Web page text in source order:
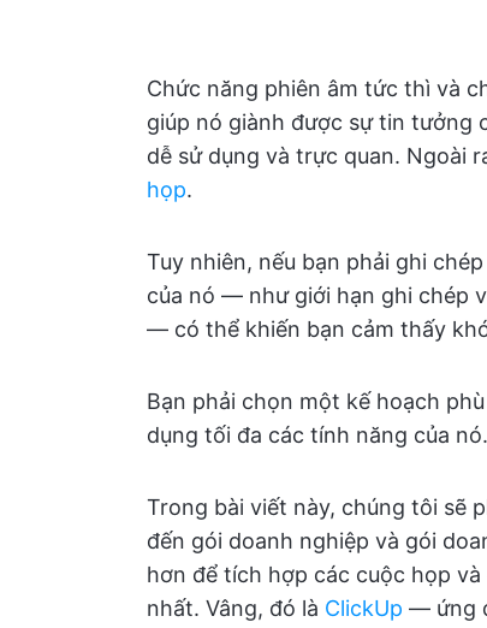
Chức năng phiên âm tức thì và
giúp nó giành được sự tin tưởng
dễ sử dụng và trực quan. Ngoài
họp.
Tuy nhiên, nếu bạn phải ghi
của nó — như giới hạn ghi chép
— có thể khiến bạn cảm thấy
Bạn phải chọn một kế hoạch
dụng tối đa các tính năng của nó.
Trong bài viết này, chúng tôi sẽ
đến gói doanh nghiệp và gói
hơn để tích hợp các cuộc họp
nhất. Vâng, đó là ClickUp — ứng